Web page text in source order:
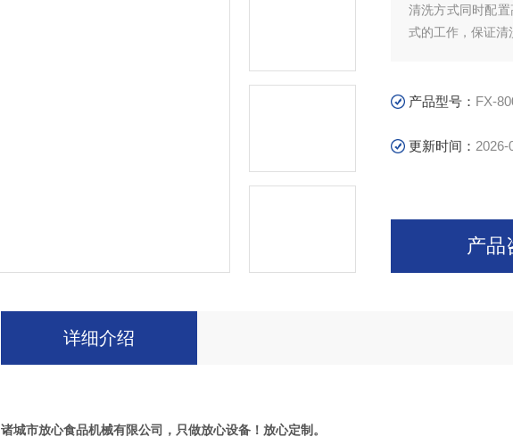
清洗方式同时配
式的工作，保证清
产品型号： FX-
更新时间： 2026-
产品
详细介绍
诸城市放心食品机械有限公司，只做放心设备！放心定制。